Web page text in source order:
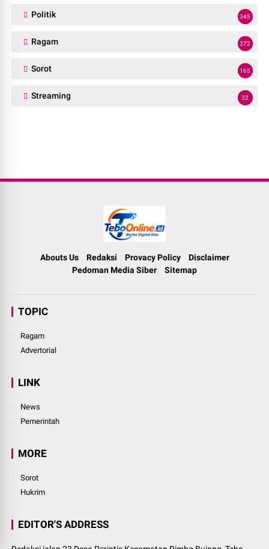
Politik 345
Ragam 372
Sorot 165
Streaming 32
Abouts Us Redaksi Provacy Policy
Disclaimer
Pedoman Media Siber
Sitemap
TOPIC
Ragam
Advertorial
LINK
News
Pemerintah
MORE
Sorot
Hukrim
EDITOR'S ADDRESS